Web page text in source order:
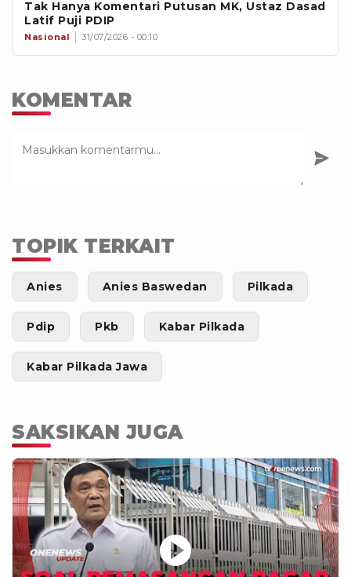
Tak Hanya Komentari Putusan MK, Ustaz Dasad
Latif Puji PDIP
Nasional 31/07/2026 - 00:10
KOMENTAR
TOPIK TERKAIT
Anies Anies Baswedan Pilkada
Pdip Pkb Kabar Pilkada
Kabar Pilkada Jawa
SAKSIKAN JUGA